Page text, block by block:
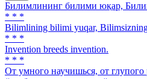
Билимлининг билими юқар,
* * *
Bilimlining bilimi yuqar,
* * *
Invention breeds invention.
* * *
От умного научишься, от глупого